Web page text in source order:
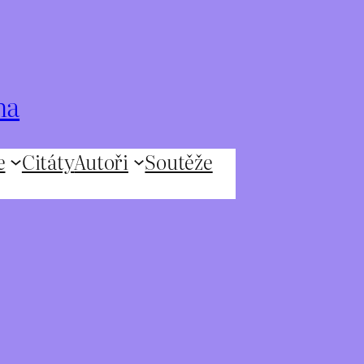
CitátyAutoři Soutěže